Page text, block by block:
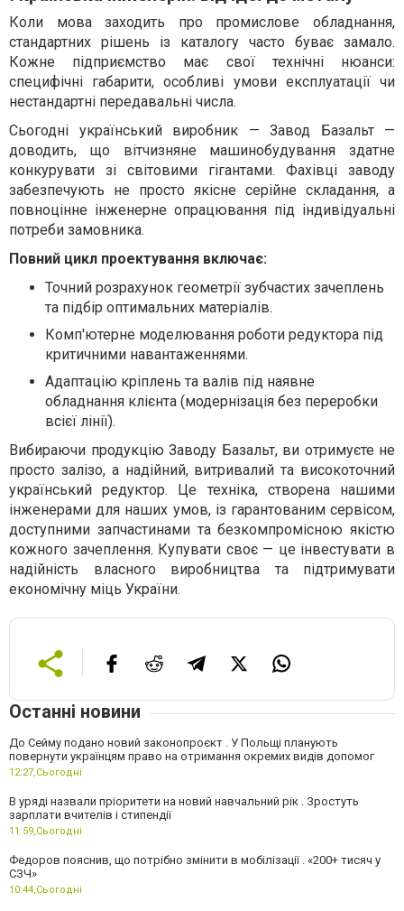
Коли мова заходить про промислове обладнання,
стандартних рішень із каталогу часто буває замало.
Кожне підприємство має свої технічні нюанси:
специфічні габарити, особливі умови експлуатації чи
нестандартні передавальні числа.
Сьогодні український виробник — Завод Базальт —
доводить, що вітчизняне машинобудування здатне
конкурувати зі світовими гігантами. Фахівці заводу
забезпечують не просто якісне серійне складання, а
повноцінне інженерне опрацювання під індивідуальні
потреби замовника.
Повний цикл проектування включає:
Точний розрахунок геометрії зубчастих зачеплень
та підбір оптимальних матеріалів.
Комп'ютерне моделювання роботи редуктора під
критичними навантаженнями.
Адаптацію кріплень та валів під наявне
обладнання клієнта (модернізація без переробки
всієї лінії).
Вибираючи продукцію Заводу Базальт, ви отримуєте не
просто залізо, а надійний, витривалий та високоточний
український редуктор. Це техніка, створена нашими
інженерами для наших умов, із гарантованим сервісом,
доступними запчастинами та безкомпромісною якістю
кожного зачеплення. Купувати своє — це інвестувати в
надійність власного виробництва та підтримувати
економічну міць України.
Останні новини
До Сейму подано новий законопроєкт . У Польщі планують
повернути українцям право на отримання окремих видів допомог
12:27,Сьогодні
В уряді назвали пріоритети на новий навчальний рік . Зростуть
зарплати вчителів і стипендії
11:59,Сьогодні
Федоров пояснив, що потрібно змінити в мобілізації . «200+ тисяч у
СЗЧ»
10:44,Сьогодні